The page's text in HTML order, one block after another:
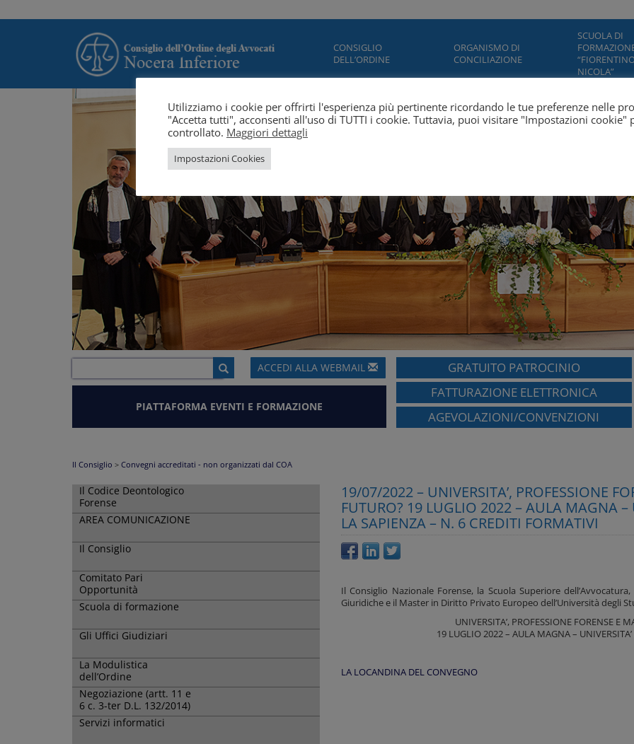
CONSIGLIO
DELL’ORDINE
ORGANISMO DI
CONCILIAZIONE
SCUOLA DI
NICOLA”
ACCEDI ALLAWEBMAIL
PIATTAFORMA EVENTI E FORMAZIONE
GRATUITO PATROCINIO
FATTURAZIONE ELETTRONICA
AGEVOLAZIONI/CONVENZIONI
Il Consiglio > Convegni accreditati - non organizzati dal COA
Il Codice Deontologico
Forense
AREA COMUNICAZIONE
Il Consiglio
Comitato Pari
Opportunità
Scuola di formazione
Gli Uffici Giudiziari
La Modulistica
dell’Ordine
Negoziazione (artt. 11 e
6 c. 3-ter D.L. 132/2014)
Servizi informatici
19/07/2022 – UNIVERSITA’, PROFESSIONE
FUTURO? 19 LUGLIO 2022 – AULA MAGNA –
LA SAPIENZA – N. 6 CREDITI FORMATIVI
Il Consiglio Nazionale Forense, la Scuola Superiore
Giuridiche e il Master in Diritto Privato Europeo dell’Università degli
UNIVERSITA’, PROFESSIONE FORENSE E
19 LUGLIO 2022 – AULA MAGNA –
LA LOCANDINA DEL CONVEGNO
Utilizziamo i cookie per offrirti l'esperienza più pertinente ricordando le tue preferenze nelle
"Accetta tutti", acconsenti all'uso di TUTTI i cookie. Tuttavia, puoi visitare "Impostazioni cookie"
controllato. Maggiori dettagli
Impostazioni Cookies